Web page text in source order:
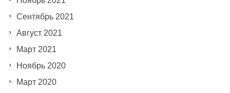
Сентябрь 2021
Август 2021
Март 2021
Ноябрь 2020
Март 2020